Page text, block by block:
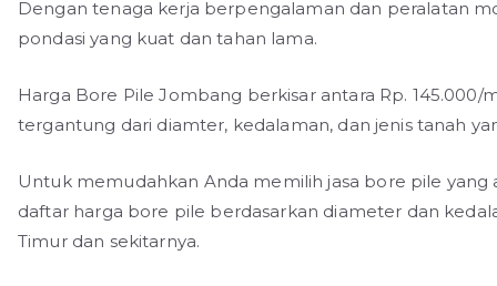
Dengan tenaga kerja berpengalaman dan peralatan
pondasi yang kuat dan tahan lama.
Harga Bore Pile Jombang berkisar antara Rp.
tergantung dari diamter, kedalaman, dan jenis tanah
Untuk memudahkan Anda memilih jasa bore pile
daftar harga bore pile berdasarkan diameter dan
Timur dan sekitarnya.